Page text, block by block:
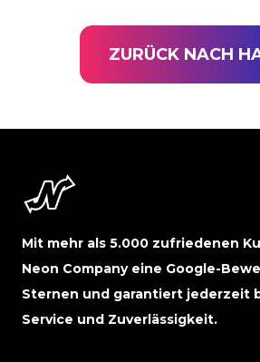
ZURÜCK NACH
Mit mehr als 5.000 zufriedenen
Neon Company eine Google-
Sternen und garantiert jederzeit
Service und Zuverlässigkeit.